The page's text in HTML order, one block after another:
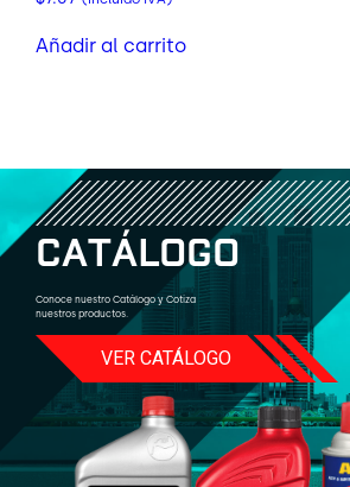
Añadir al carrito
CATÁLOGO
Conoce nuestro Catálogo y Cotiza
nuestros productos.
VER CATÁLOGO